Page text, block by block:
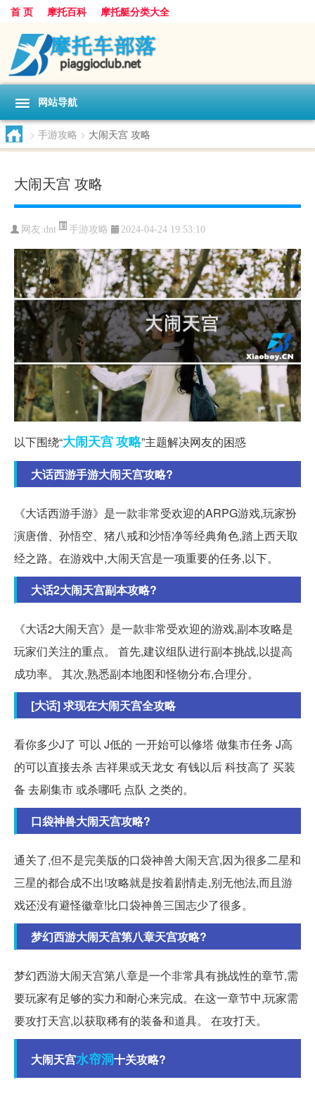
首 页 摩托百科 摩托艇分类大全
网站导航
> 手游攻略 > 大闹天宫 攻略
大闹天宫 攻略
网友:dnt 手游攻略 2024-04-24 19:53:10
以下围绕“大闹天宫攻略”主题解决网友的困惑
大话西游手游大闹天宫攻略?
《大话西游手游》是一款非常受欢迎的ARPG游戏,玩家扮
演唐僧、孙悟空、猪八戒和沙悟净等经典角色,踏上西天取
经之路。在游戏中,大闹天宫是一项重要的任务,以下。
大话2大闹天宫副本攻略?
《大话2大闹天宫》是一款非常受欢迎的游戏,副本攻略是
玩家们关注的重点。 首先,建议组队进行副本挑战,以提高
成功率。 其次,熟悉副本地图和怪物分布,合理分。
[大话] 求现在大闹天宫全攻略
看你多少J了 可以 J低的 一开始可以修塔 做集市任务 J高
的可以直接去杀 吉祥果或天龙女 有钱以后 科技高了 买装
备 去刷集市 或杀哪吒 点队 之类的。
口袋神兽大闹天宫攻略?
通关了,但不是完美版的口袋神兽大闹天宫,因为很多二星和
三星的都合成不出!攻略就是按着剧情走,别无他法,而且游
戏还没有避怪徽章!比口袋神兽三国志少了很多。
梦幻西游大闹天宫第八章天宫攻略?
梦幻西游大闹天宫第八章是一个非常具有挑战性的章节,需
要玩家有足够的实力和耐心来完成。在这一章节中,玩家需
要攻打天宫,以获取稀有的装备和道具。 在攻打天。
大闹天宫水帘洞十关攻略?